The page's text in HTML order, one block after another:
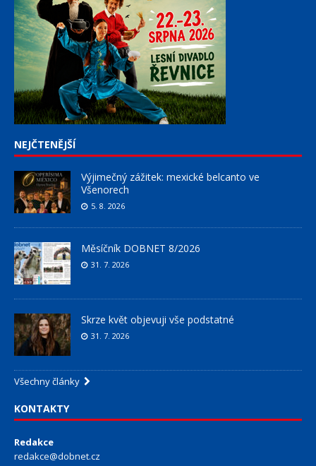
NEJČTENĚJŠÍ
Výjimečný zážitek: mexické belcanto ve
Všenorech
5. 8. 2026
Měsíčník DOBNET 8/2026
31. 7. 2026
Skrze květ objevuji vše podstatné
31. 7. 2026
Všechny články
KONTAKTY
Redakce
redakce@dobnet.cz